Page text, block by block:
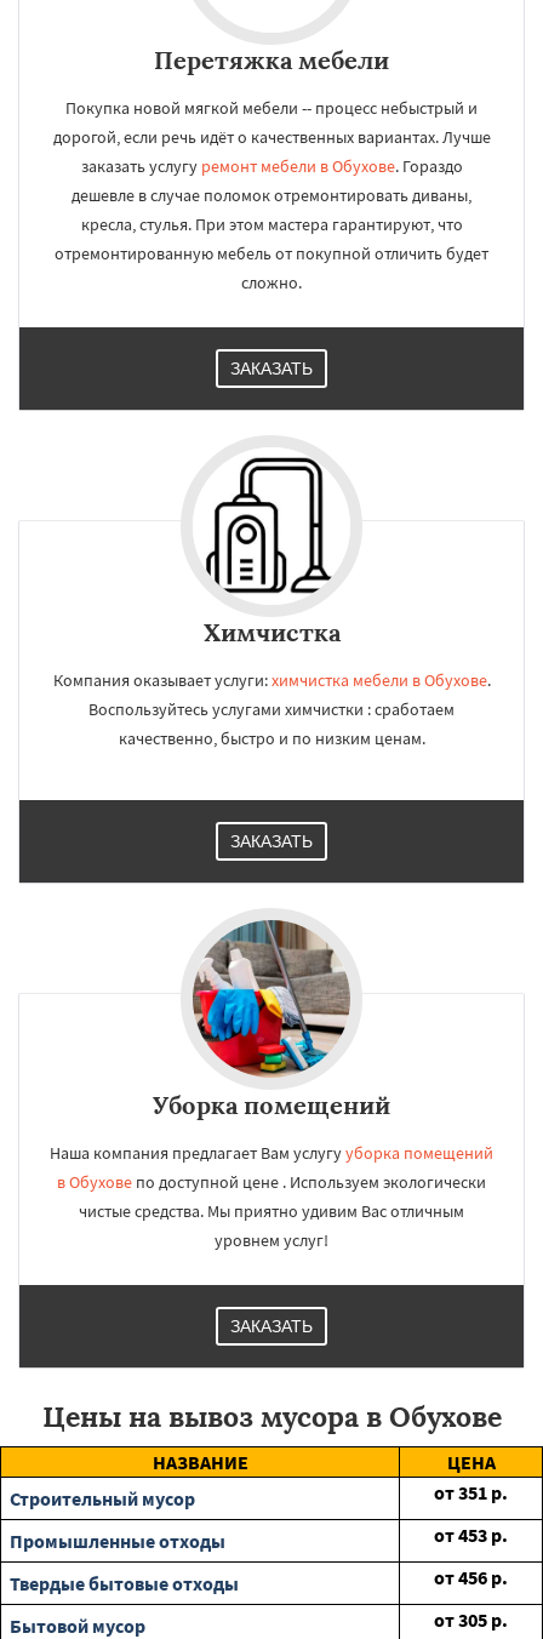
Перетяжка мебели
Покупка новой мягкой мебели -- процесс небыстрый и
дорогой, если речь идёт о качественных вариантах. Лучше
заказать услугу ремонт мебели в Обухове. Гораздо
дешевле в случае поломок отремонтировать диваны,
кресла, стулья. При этом мастера гарантируют, что
отремонтированную мебель от покупной отличить будет
сложно.
ЗАКАЗАТЬ
Химчистка
Компания оказывает услуги:химчистка мебели в Обухове.
Воспользуйтесь услугами химчистки : сработаем
качественно, быстро и по низким ценам.
ЗАКАЗАТЬ
Уборка помещений
Наша компания предлагает Вам услугууборка помещений
в Обухове по доступной цене . Используем экологически
чистые средства. Мы приятно удивим Вас отличным
уровнем услуг!
ЗАКАЗАТЬ
Цены на вывоз мусора в Обухове
НАЗВАНИЕ
ЦЕНА
Строительный мусор
от351 р.
Промышленные отходы
от453 р.
Твердые бытовые отходы
от456 р.
Бытовой мусор
от305 р.